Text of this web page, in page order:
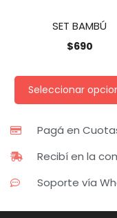
SET BAMBÚ
$690
Seleccionar
Pagá en
Recibí en la
Soporte vía